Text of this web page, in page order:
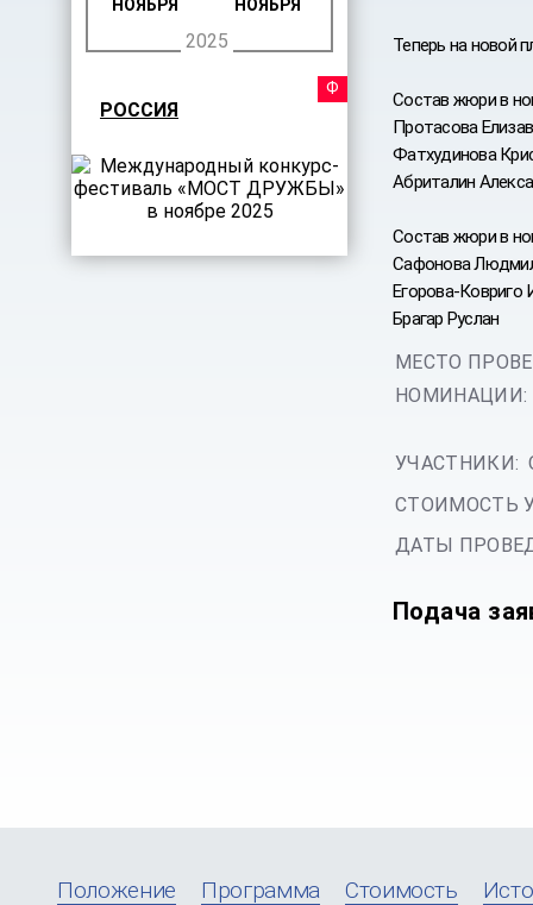
НОЯБРЯ НОЯБРЯ
2025
РОССИЯ
Теперь на новой
Состав жюри в
Протасова
Фатхудинова
Абриталин
Состав жюри в
Сафонова
Егорова-Ковриго
Брагар Руслан
МЕСТО
НОМИНАЦИИ:
УЧАСТНИКИ:
СТОИМОСТЬ
ДАТЫ
Подача
Положение Программа Стоимость